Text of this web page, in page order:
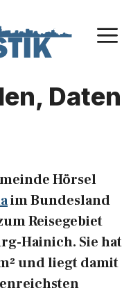
Daten
Hörsel
im Bundesland
Reisegebiet
Hainich. Sie hat
und liegt damit